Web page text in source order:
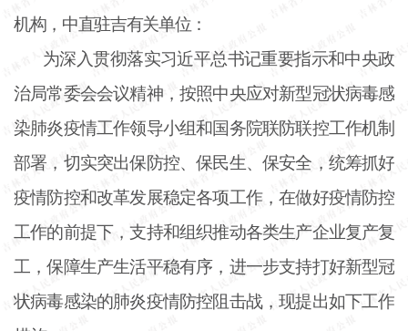
机构，中直驻吉有关单位：
为深入贯彻落实习近平总书记重要指示和中央政
治局常委会会议精神，按照中央应对新型冠状病毒感
染肺炎疫情工作领导小组和国务院联防联控工作机制
部署，切实突出保防控、保民生、保安全，统筹抓好
疫情防控和改革发展稳定各项工作，在做好疫情防控
工作的前提下，支持和组织推动各类生产企业复产复
工，保障生产生活平稳有序，进一步支持打好新型冠
状病毒感染的肺炎疫情防控阻击战，现提出如下工作